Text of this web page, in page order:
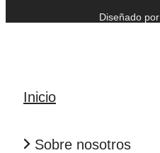
Diseñado por
Inicio
Sobre nosotros